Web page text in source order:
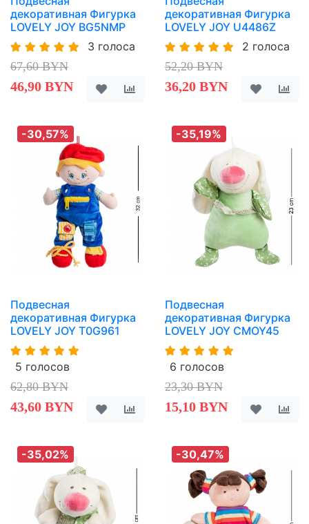
декоративная Фигурка
LOVELY JOY BG5NMP
3 голоса
67,60 BYN
46,90 BYN
декоративная Фигурка
LOVELY JOY U4486Z
2 голоса
52,20 BYN
36,20 BYN
-30,57%
Подвесная
декоративная Фигурка
LOVELY JOY T0G961
5 голосов
62,80 BYN
43,60 BYN
-35,19%
Подвесная
декоративная Фигурка
LOVELY JOY CMOY45
6 голосов
23,30 BYN
15,10 BYN
-35,02% -30,47%